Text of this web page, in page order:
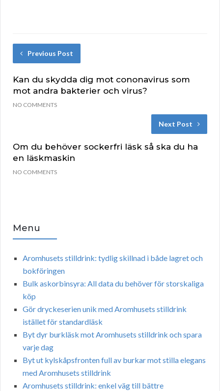
Previous Post
Kan du skydda dig mot cononavirus som
mot andra bakterier och virus?
NO COMMENTS
Next Post
Om du behöver sockerfri läsk så ska du ha
en läskmaskin
NO COMMENTS
Menu
Aromhusets stilldrink: tydlig skillnad i både lagret och
bokföringen
Bulk askorbinsyra: All data du behöver för storskaliga
köp
Gör dryckeserien unik med Aromhusets stilldrink
istället för standardläsk
Byt dyr burkläsk mot Aromhusets stilldrink och spara
varje dag
Byt ut kylskåpsfronten full av burkar mot stilla elegans
med Aromhusets stilldrink
Aromhusets stilldrink: enkel väg till bättre